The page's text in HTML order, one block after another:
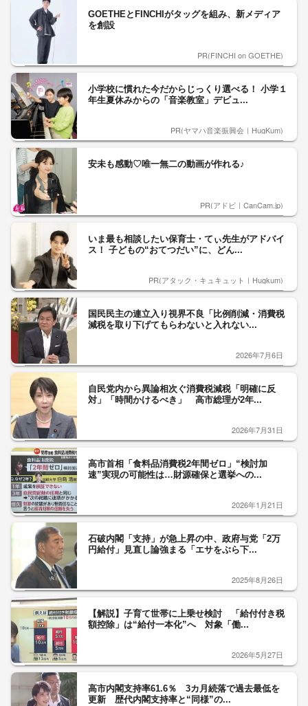
GOETHEとFINCHIがタッグを組み、新メディア
を創設
PR(FINCHI on GOETHE)
小学校に慣れた今だからじっくり選べる！ 小学１
年生夏休みからの「音楽教室」デビュ...
PR(ヤマハ音楽振興会｜HugKum)
安未も感動♡唯一無二の動画が作れる♪
PR(アドビ｜CanCam.jp)
いま最も相談したい保育士・てぃ先生がアドバイ
ス！ 子どもの“おてつだい”に、どん...
PR(アタック・キュキュット｜Hugkum)
国民民主の連立入り視界不良「比例削減・消費税
減税を取り下げてもらわないと入れない...
2026年7月6日
自民党内から異論相次ぐ消費税減税「明確に反
対」「時間かけるべき」 高市総理が2年...
2026年7月31日
高市首相「食料品消費税2年間ゼロ」“検討加
速”実現の可能性は…財源確保と選挙への...
2026年1月21日
石破内閣「支持」が急上昇の中、政府与党「2万
円給付」見直し論強まる「エサをぶら下...
2025年8月26日
【解説】子育て世帯に上乗せ検討 「給付付き税
額控除」は“給付一本化”へ 対象「働...
2026年5月27日
高市内閣支持率61.6％ 3カ月続落で過去最低を
更新 歴代内閣支持率と“同様”の...